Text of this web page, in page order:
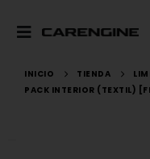
INICIO TIENDA
PACK INTERIOR (TEXTIL)